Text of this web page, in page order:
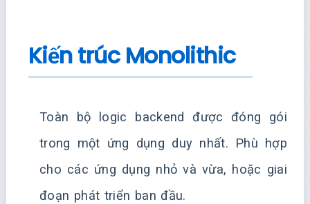
Kiến trúc Monolithic
Toàn bộ logic backend được đóng gói
trong một ứng dụng duy nhất. Phù hợp
cho các ứng dụng nhỏ và vừa, hoặc giai
đoạn phát triển ban đầu.